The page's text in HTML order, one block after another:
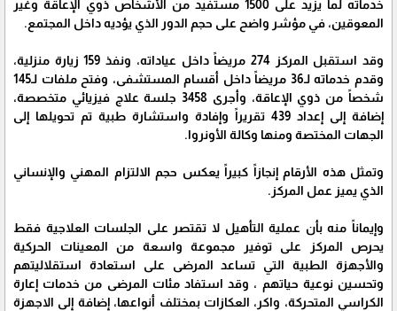
خدماته لما يزيد على 1500 مستفيد من الأشخاص ذوي الإعاقة وغير
المعوقين، في مؤشر واضح على حجم الدور الذي يؤديه داخل المجتمع.
وقد استقبل المركز 274 مريضاً داخل عياداته، ونفذ 159 زيارة منزلية،
وقدم خدماته لـ36 مريضاً داخل أقسام المستشفى، وفتح ملفات لـ145
شخصاً من ذوي الإعاقة، وأجرى 3458 جلسة علاج فيزيائي متخصصة،
إضافة إلى إعداد 439 تقريراً وإفادة واستشارة طبية تم تحويلها إلى
الجهات المختصة ومنها وكالة الأونروا.
وتمثل هذه الأرقام إنجازاً كبيراً يعكس حجم الالتزام المهني والإنساني
الذي يميز عمل المركز.
وإيماناً منه بأن عملية التأهيل لا تقتصر على الجلسات العلاجية فقط
يحرص المركز على توفير مجموعة واسعة من المعينات الحركية
والأجهزة الطبية التي تساعد المرضى على استعادة استقلاليتهم
وتحسين نوعية حياتهم ، وقد استفاد مئات المرضى من خدمات إعارة
الكراسي المتحركة، واكر، العكازات بمختلف أنواعها، إضافة إلى الاجهزة